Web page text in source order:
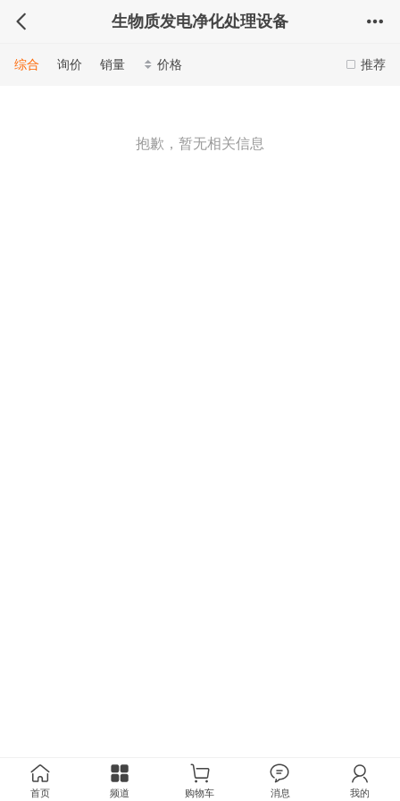
生物质发电净化处理设备
推荐
综合 询价 销量 价格
抱歉，暂无相关信息
首页 频道 购物车 消息 我的